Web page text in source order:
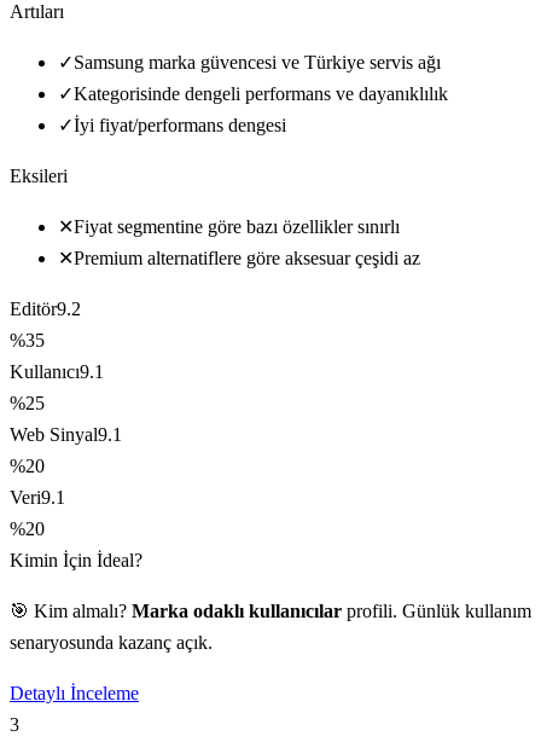
Artıları
✓Samsung marka güvencesi ve Türkiye servis ağı
✓Kategorisinde dengeli performans ve dayanıklılık
✓İyi fiyat/performans dengesi
Eksileri
✕Fiyat segmentine göre bazı özellikler sınırlı
✕Premium alternatiflere göre aksesuar çeşidi az
Editör9.2
%35
Kullanıcı9.1
%25
Web Sinyal9.1
%20
Veri9.1
%20
Kimin İçin İdeal?
🎯 Kim almalı? Marka odaklı kullanıcılar profili. Günlük kullanım
senaryosunda kazanç açık.
Detaylı İnceleme
3